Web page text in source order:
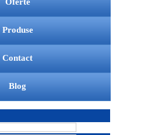
Produse
Contact
Blog